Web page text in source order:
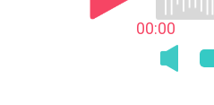
00:00